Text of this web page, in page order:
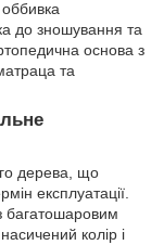
оббивка
до зношування та
основа з
та
дерева, що
експлуатації.
багатошаровим
колір і